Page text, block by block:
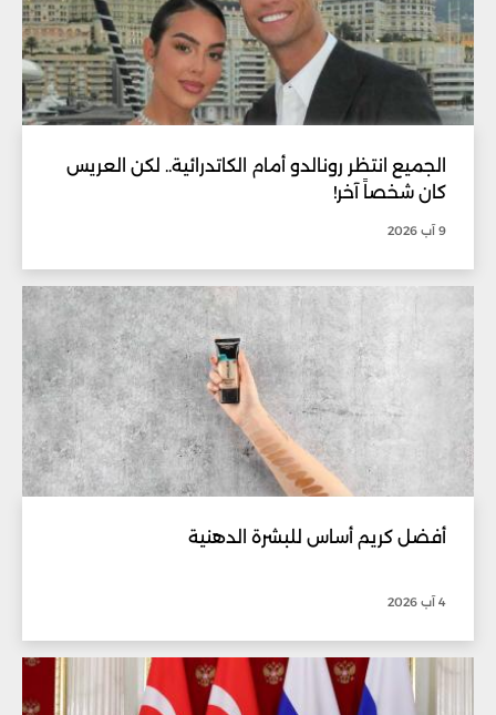
الجميع انتظر رونالدو أمام الكاتدرائية.. لكن العريس
كان شخصاً آخر!
9 آب 2026
أفضل كريم أساس للبشرة الدهنية
4 آب 2026